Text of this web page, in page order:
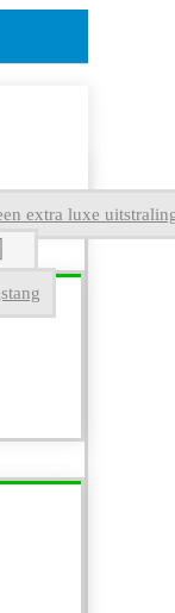
extra luxe